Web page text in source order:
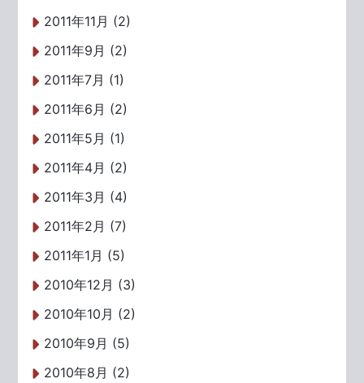
2011年11月 (2)
2011年9月 (2)
2011年7月 (1)
2011年6月 (2)
2011年5月 (1)
2011年4月 (2)
2011年3月 (4)
2011年2月 (7)
2011年1月 (5)
2010年12月 (3)
2010年10月 (2)
2010年9月 (5)
2010年8月 (2)